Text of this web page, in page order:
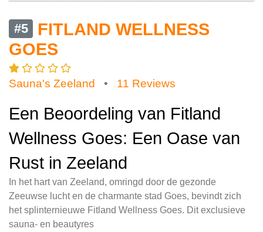
#5
FITLAND WELLNESS
GOES
Sauna's Zeeland • 11 Reviews
Een Beoordeling van Fitland
Wellness Goes: Een Oase van
Rust in Zeeland
In het hart van Zeeland, omringd door de gezonde
Zeeuwse lucht en de charmante stad Goes, bevindt zich
het splinternieuwe Fitland Wellness Goes. Dit exclusieve
sauna- en beautyres